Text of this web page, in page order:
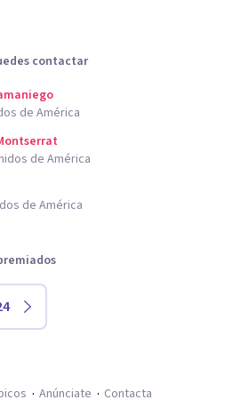
contactar
de América
de América
de América
Anúnciate Contacta